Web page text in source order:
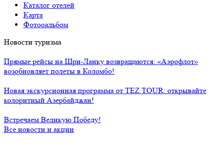
Каталог отелей
Карта
Фотооальбом
Новости туризма
Прямые рейсы на Шри-Ланку возвращаются: «Аэрофлот»
возобновляет полеты в Коломбо!
Новая экскурсионная программа от TEZ TOUR: открывайте
колоритный Азербайджан!
Встречаем Великую Победу!
Все новости и акции